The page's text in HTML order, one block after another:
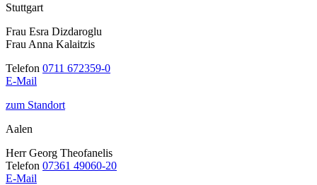
Stuttgart
Frau Esra Dizdaroglu
Frau Anna Kalaitzis
Telefon 0711 672359-0
E-Mail
zum Standort
Aalen
Herr Georg Theofanelis
Telefon 07361 49060-20
E-Mail